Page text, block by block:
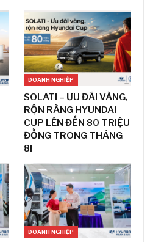
DOANH NGHIỆP
SOLATI – ƯU ĐÃI VÀNG,
RỘN RÀNG HYUNDAI
CUP LÊN ĐẾN 80 TRIỆU
ĐỒNG TRONG THÁNG
8!
DOANH NGHIỆP